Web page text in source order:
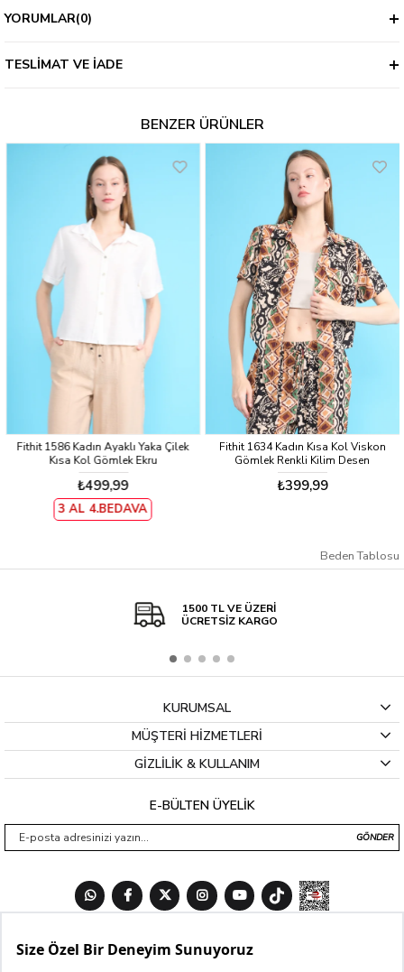
YORUMLAR(0)
TESLIMAT VE İADE
BENZER ÜRÜNLER
Fithit 1586 Kadın Ayaklı Yaka Çilek
Kısa Kol Gömlek Ekru
₺499,99
3 AL 4.BEDAVA
Fithit 1634 Kadın Kısa Kol Viskon
Gömlek Renkli Kilim Desen
₺399,99
Beden Tablosu
1500 TL VE ÜZERİ
ÜCRETSİZ KARGO
KURUMSAL
MÜŞTERİ HİZMETLERİ
GİZLİLİK & KULLANIM
E-BÜLTEN ÜYELİK
GÖNDER